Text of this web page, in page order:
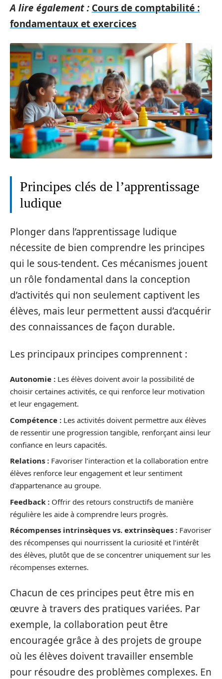
A lire également : Cours de comptabilité :
fondamentaux et exercices
Principes clés de l’apprentissage
ludique
Plonger dans l’apprentissage ludique
nécessite de bien comprendre les principes
qui le sous-tendent. Ces mécanismes jouent
un rôle fondamental dans la conception
d’activités qui non seulement captivent les
élèves, mais leur permettent aussi d’acquérir
des connaissances de façon durable.
Les principaux principes comprennent :
Autonomie : Les élèves doivent avoir la possibilité de
choisir certaines activités, ce qui renforce leur motivation
et leur engagement.
Compétence : Les activités doivent permettre aux élèves
de ressentir une progression tangible, renforçant ainsi leur
confiance en leurs capacités.
Relations : Favoriser l’interaction et la collaboration entre
élèves renforce leur engagement et leur sentiment
d’appartenance au groupe.
Feedback : Offrir des retours constructifs de manière
régulière les aide à comprendre leurs progrès.
Récompenses intrinsèques vs. extrinsèques : Favoriser
des récompenses qui nourrissent la curiosité et l’intérêt
des élèves, plutôt que de se concentrer uniquement sur les
récompenses externes.
Chacun de ces principes peut être mis en
œuvre à travers des pratiques variées. Par
exemple, la collaboration peut être
encouragée grâce à des projets de groupe
où les élèves doivent travailler ensemble
pour résoudre des problèmes complexes. En